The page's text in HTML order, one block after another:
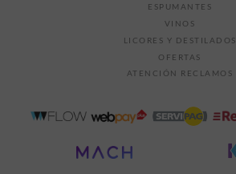
ESPUMANTES
VINOS
LICORES Y DESTILADOS
OFERTAS
ATENCIÓN RECLAMOS